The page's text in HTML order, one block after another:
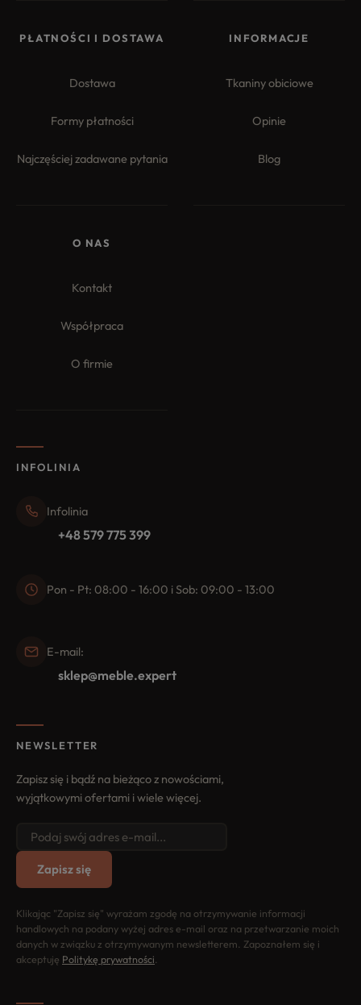
PŁATNOŚCI I DOSTAWA
Dostawa
Formy płatności
Najczęściej zadawane pytania
INFORMACJE
Tkaniny obiciowe
Opinie
Blog
O NAS
Kontakt
Współpraca
O firmie
INFOLINIA
Infolinia
+48 579 775 399
Pon - Pt: 08:00 - 16:00 i Sob: 09:00 - 13:00
E-mail:
sklep@meble.expert
NEWSLETTER
Zapisz się i bądź na bieżąco z nowościami,
wyjątkowymi ofertami i wiele więcej.
Zapisz się
Klikając "Zapisz się" wyrażam zgodę na otrzymywanie informacji
handlowych na podany wyżej adres e-mail oraz na przetwarzanie moich
danych w związku z otrzymywanym newsletterem. Zapoznałem się i
akceptuję Politykę prywatności